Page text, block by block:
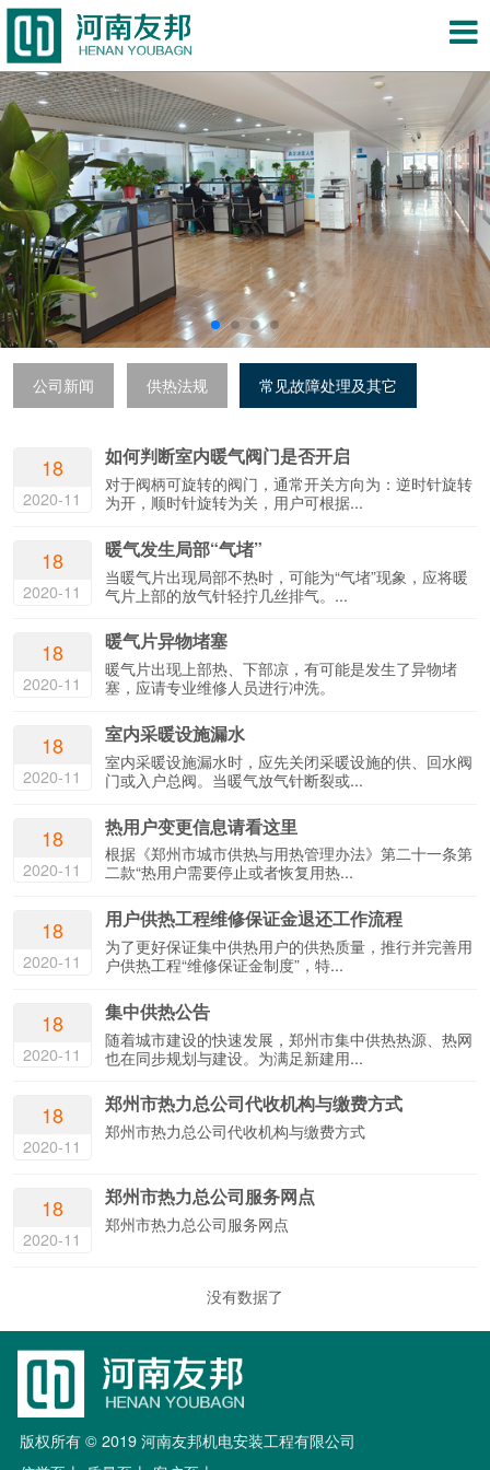
公司新闻 供热法规 常见故障处理及其它
18
2020-11
如何判断室内暖气阀门是否开启
对于阀柄可旋转的阀门，通常开关方向为：逆时针旋转
为开，顺时针旋转为关，用户可根据...
18
2020-11
暖气发生局部“气堵”
当暖气片出现局部不热时，可能为“气堵”现象，应将暖
气片上部的放气针轻拧几丝排气。...
18
2020-11
暖气片异物堵塞
暖气片出现上部热、下部凉，有可能是发生了异物堵
塞，应请专业维修人员进行冲洗。
18
2020-11
室内采暖设施漏水
室内采暖设施漏水时，应先关闭采暖设施的供、回水阀
门或入户总阀。当暖气放气针断裂或...
18
2020-11
热用户变更信息请看这里
根据《郑州市城市供热与用热管理办法》第二十一条第
二款“热用户需要停止或者恢复用热...
18
2020-11
用户供热工程维修保证金退还工作流程
为了更好保证集中供热用户的供热质量，推行并完善用
户供热工程“维修保证金制度”，特...
18
2020-11
集中供热公告
随着城市建设的快速发展，郑州市集中供热热源、热网
也在同步规划与建设。为满足新建用...
18
2020-11
郑州市热力总公司代收机构与缴费方式
郑州市热力总公司代收机构与缴费方式
18
2020-11
郑州市热力总公司服务网点
郑州市热力总公司服务网点
没有数据了
版权所有 © 2019 河南友邦机电安装工程有限公司